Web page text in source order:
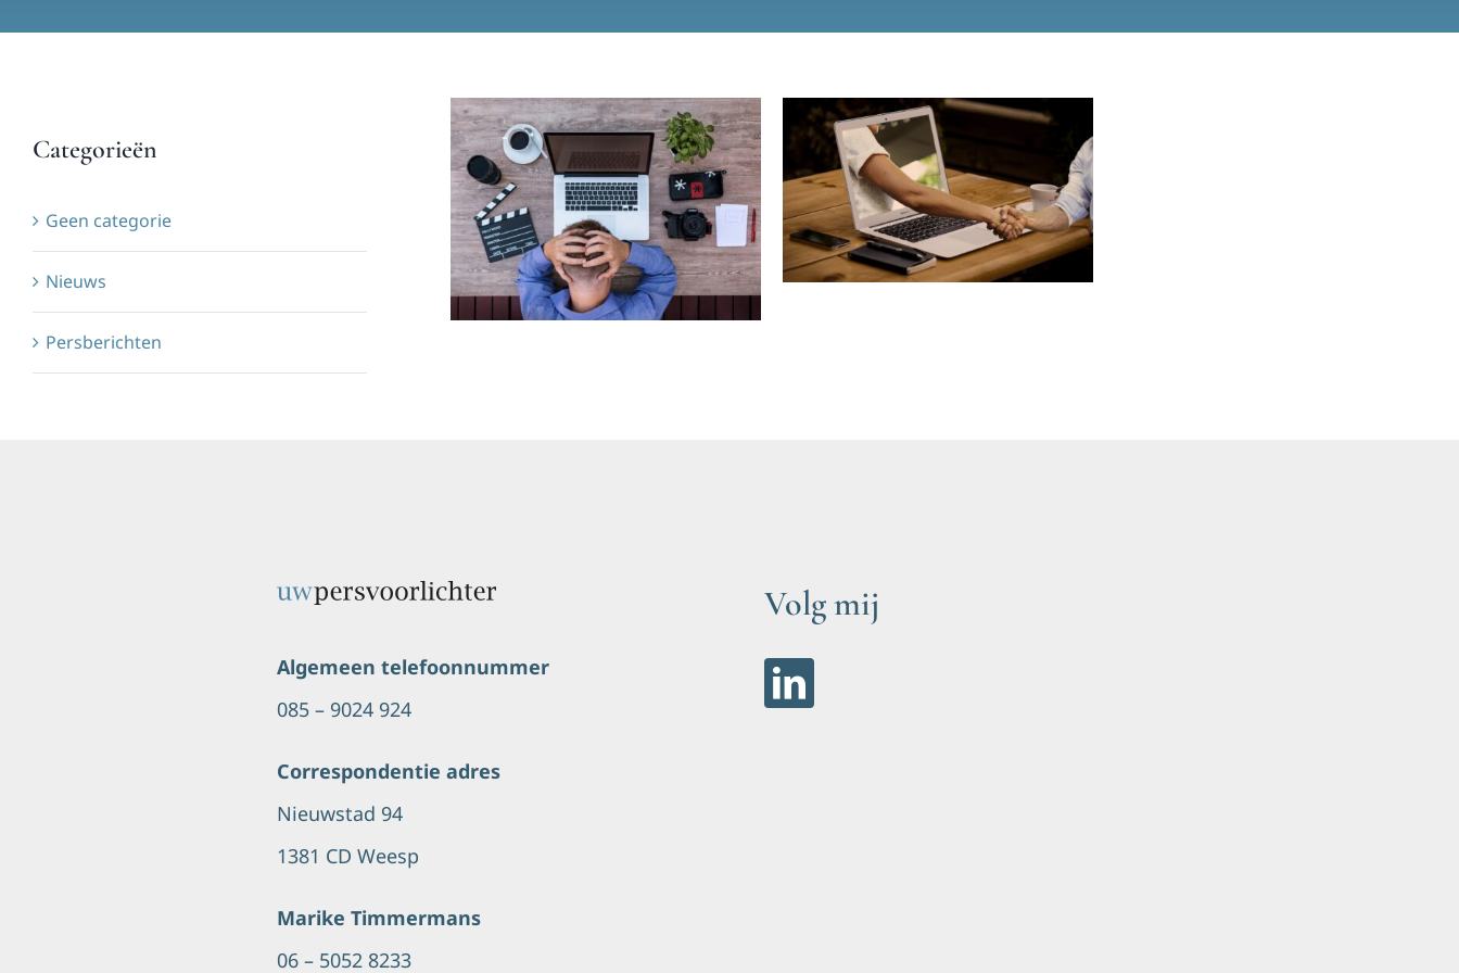
HELP!!! Een journalist! Of…
Help een journalist! – deel 2
Nieuws
HELP!!! Een journalist! Of…
Help een journalist! – deel 1
Nieuws
Categorieën
Geen categorie
Nieuws
Persberichten
Algemeen telefoonnummer
085 – 9024 924
Correspondentie adres
Nieuwstad 94
1381 CD Weesp
Marike Timmermans
06 – 5052 8233
Volg mij